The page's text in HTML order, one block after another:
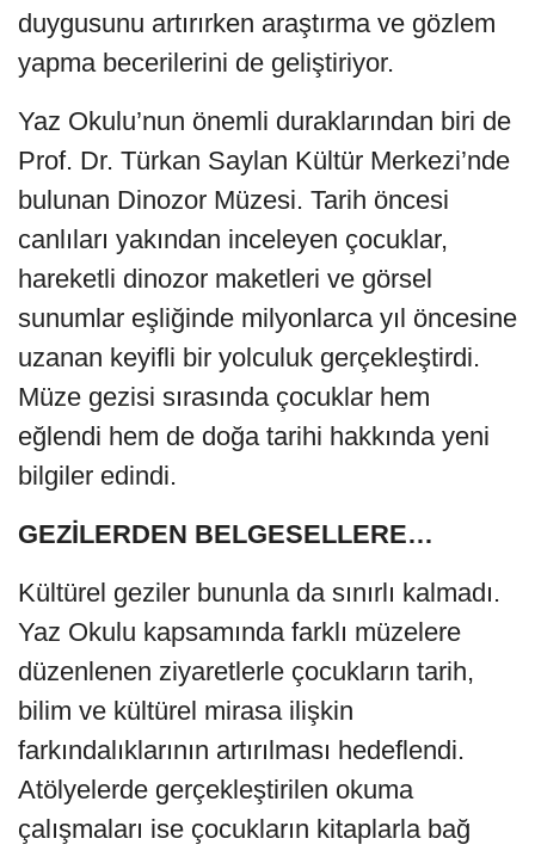
duygusunu artırırken araştırma ve gözlem
yapma becerilerini de geliştiriyor.
Yaz Okulu’nun önemli duraklarından biri de
Prof. Dr. Türkan Saylan Kültür Merkezi’nde
bulunan Dinozor Müzesi. Tarih öncesi
canlıları yakından inceleyen çocuklar,
hareketli dinozor maketleri ve görsel
sunumlar eşliğinde milyonlarca yıl öncesine
uzanan keyifli bir yolculuk gerçekleştirdi.
Müze gezisi sırasında çocuklar hem
eğlendi hem de doğa tarihi hakkında yeni
bilgiler edindi.
GEZİLERDEN BELGESELLERE…
Kültürel geziler bununla da sınırlı kalmadı.
Yaz Okulu kapsamında farklı müzelere
düzenlenen ziyaretlerle çocukların tarih,
bilim ve kültürel mirasa ilişkin
farkındalıklarının artırılması hedeflendi.
Atölyelerde gerçekleştirilen okuma
çalışmaları ise çocukların kitaplarla bağ